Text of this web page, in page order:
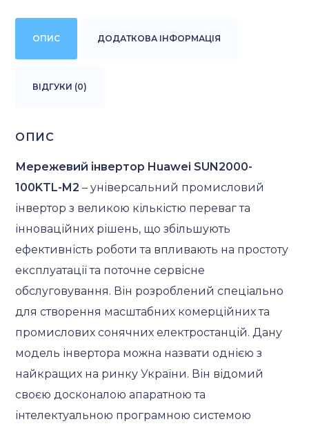
ОПИС ДОДАТКОВА ІНФОРМАЦІЯ
ВІДГУКИ (0)
ОПИС
Мережевий інвертор Huawei SUN2000-
100KTL-M2 – універсальний промисловий
інвертор з великою кількістю переваг та
інноваційних рішень, що збільшують
ефективність роботи та впливають на простоту
експлуатації та поточне сервісне
обслуговування. Він розроблений спеціально
для створення масштабних комерційних та
промислових сонячних електростанцій. Дану
модель інвертора можна назвати однією з
найкращих на ринку України. Він відомий
своєю досконалою апаратною та
інтелектуальною програмною системою